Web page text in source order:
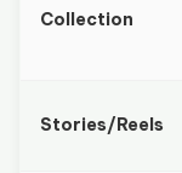
Collection
Stories/Reels